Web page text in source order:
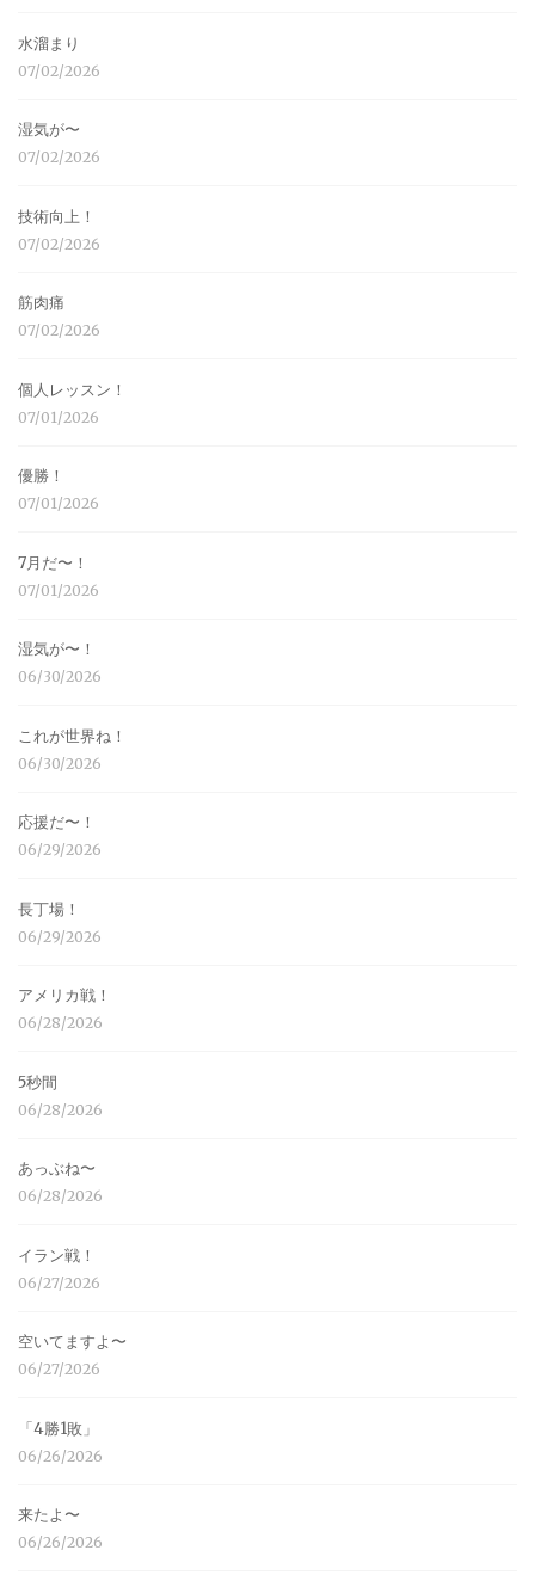
水溜まり
07/02/2026
湿気が〜
07/02/2026
技術向上！
07/02/2026
筋肉痛
07/02/2026
個人レッスン！
07/01/2026
優勝！
07/01/2026
7月だ〜！
07/01/2026
湿気が〜！
06/30/2026
これが世界ね！
06/30/2026
応援だ〜！
06/29/2026
長丁場！
06/29/2026
アメリカ戦！
06/28/2026
5秒間
06/28/2026
あっぶね〜
06/28/2026
イラン戦！
06/27/2026
空いてますよ〜
06/27/2026
「4勝1敗」
06/26/2026
来たよ〜
06/26/2026